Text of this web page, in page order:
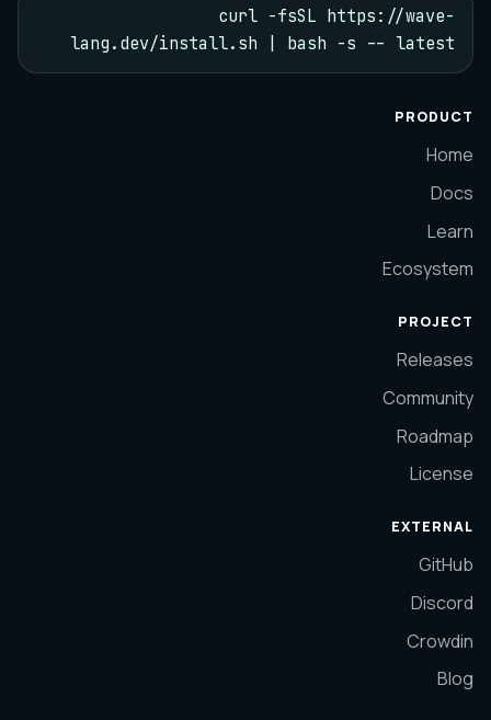
curl -fsSL https://wave-
lang.dev/install.sh | bash -s -- latest
PRODUCT
Home
Docs
Learn
Ecosystem
PROJECT
Releases
Community
Roadmap
License
EXTERNAL
GitHub
Discord
Crowdin
Blog